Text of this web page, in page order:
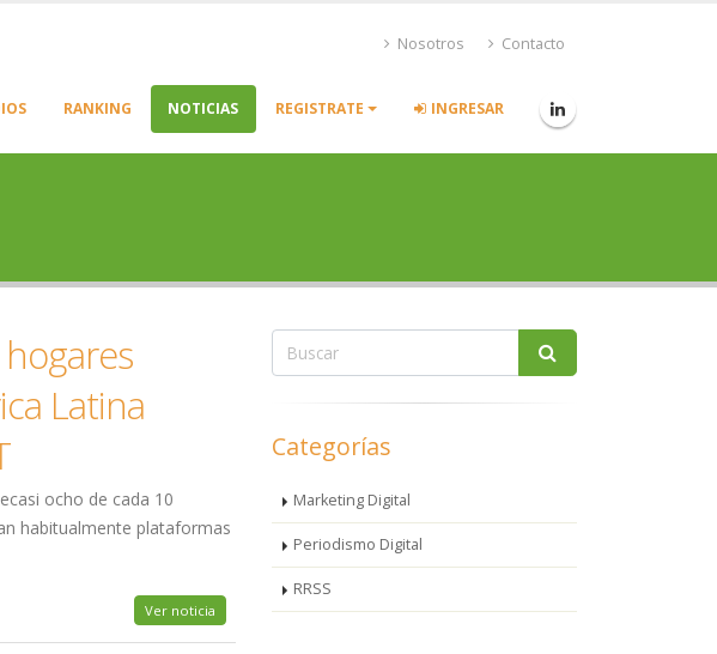
Nosotros Contacto
RANKING NOTICIAS REGISTRATE INGRESAR
Latina
ocho de cada 10
habitualmente plataformas
Ver noticia
Categorías
Marketing Digital
Periodismo Digital
RRSS